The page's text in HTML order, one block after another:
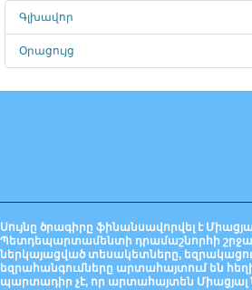
Գլխավոր
Օրացույց
Սույնը ծրագիրը ֆինանսավորվել է
Պետդեպարտամենտի դրամաշնորհի
ներկայացված տեսակետները,
եզրահանգումները արտահայտում են
պարտադիր չէ, որ արտահայտեն Միացյալ